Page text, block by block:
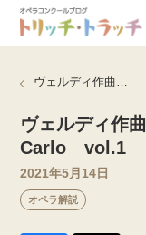
ヴェルディ作曲「ドン・カルロ」 Don Carlo vol.2
ヴェルディ作
Carlo vol.1
2021年5月14日
オペラ解説